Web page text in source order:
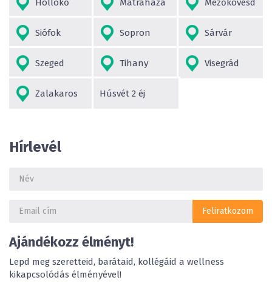
Hollókő Mátraháza Mezőkövesd
Siófok Sopron Sárvár
Szeged Tihany Visegrád
Zalakaros Húsvét 2 éj
Hírlevél
Ajándékozz élményt!
Lepd meg szeretteid, barátaid, kollégáid a wellness
kikapcsolódás élményével!